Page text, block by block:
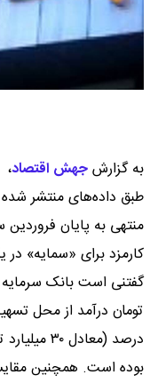
به گزارشجهش اقتصاد،
طبق داده‌های منتشر
کارمزد برای «سمایه»
درصد
بوده است. همچنین